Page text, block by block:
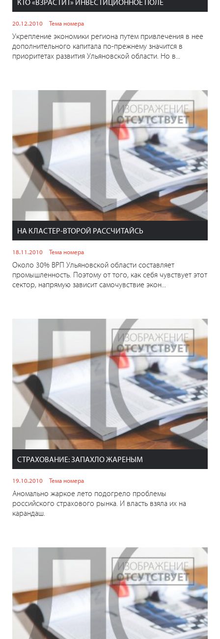
20.12.2010 Тема номера
Укрепление экономики региона путем привлечения в нее
дополнительного капитала по-прежнему значится в
приоритетах развития Ульяновской области. Но в...
НА КЛАСТЕР-ВТОРОЙ РАССЧИТАЙСЬ
18.11.2010 Тема номера
Около 30% ВРП Ульяновской области составляет
промышленность. Поэтому от того, как себя чувствует этот
сектор, напрямую зависит самочувствие экон...
СТРАХОВАНИЕ: ЗАПАХЛО ЖАРЕНЫМ
19.10.2010 Тема номера
Аномально жаркое лето подогрело проблемы
российского страхового рынка. И власть взяла их на
карандаш.